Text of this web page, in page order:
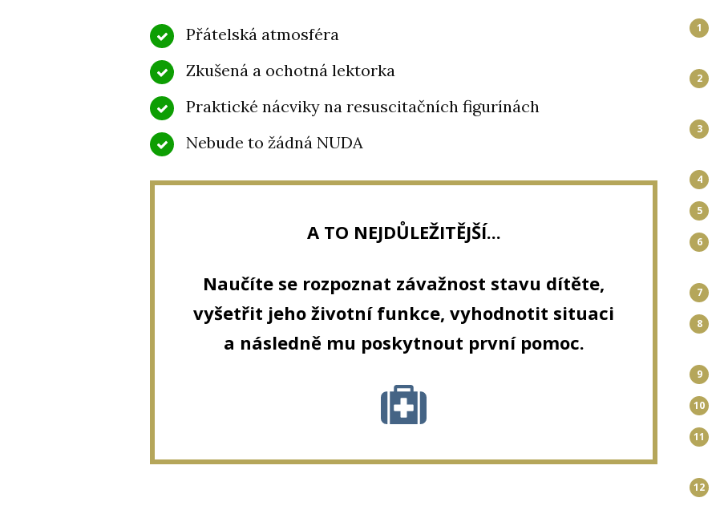
Přátelská atmosféra
Zkušená a ochotná lektorka
Praktické nácviky na resuscitačních figurínách
Nebude to žádná NUDA
A TO NEJDŮLEŽITĚJŠÍ...
Naučíte se rozpoznat závažnost stavu dítěte,
vyšetřit jeho životní funkce, vyhodnotit situaci
a následně mu poskytnout první pomoc.
1
2
3
4
5
6
7
8
9
10
11
12